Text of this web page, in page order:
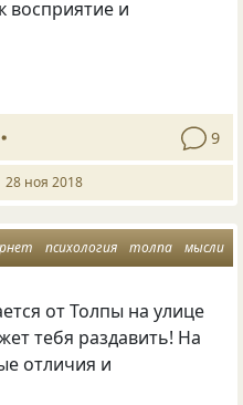
восприятие и
9
28 ноя 2018
психология толпа мысли
от Толпы на улице
тебя раздавить! На
отличия и